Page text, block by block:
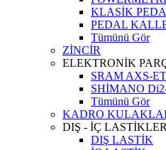
KLASİK
PEDAL
Tümünü Gör
ZİNCİR
ELEKTRONİK
SRAM AXS-
SHİMANO
Tümünü Gör
KADRO
DIŞ - İÇ LASTİKLER
DIŞ LASTİK